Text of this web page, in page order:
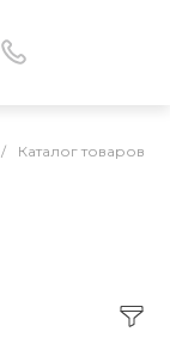
/
Каталог товаров